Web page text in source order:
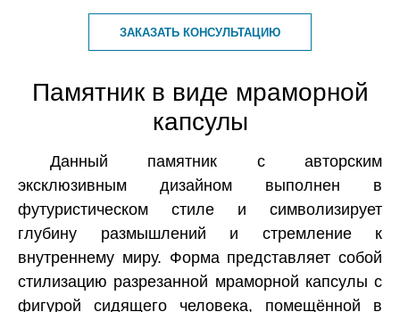
ЗАКАЗАТЬ КОНСУЛЬТАЦИЮ
Памятник в виде мраморной
капсулы
Данный памятник с авторским
эксклюзивным дизайном выполнен в
футуристическом стиле и символизирует
глубину размышлений и стремление к
внутреннему миру. Форма представляет собой
стилизацию разрезанной мраморной капсулы с
фигурой сидящего человека, помещённой в